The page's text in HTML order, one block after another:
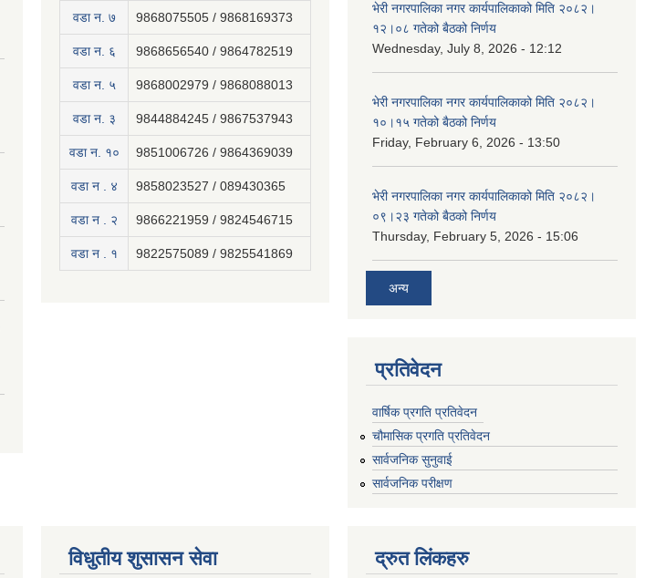
वडा न. ७ 9868075505 / 9868169373
वडा न. ६ 9868656540 / 9864782519
वडा न. ५ 9868002979 / 9868088013
वडा न. ३ 9844884245 / 9867537943
वडा न. १० 9851006726 / 9864369039
वडा न . ४ 9858023527 / 089430365
वडा न . २ 9866221959 / 9824546715
वडा न . १ 9822575089 / 9825541869
भेरी नगरपालिका नगर कार्यपालिकाको मिति २०८२।
१२।०८ गतेको बैठको निर्णय
Wednesday, July 8, 2026 - 12:12
भेरी नगरपालिका नगर कार्यपालिकाको मिति २०८२।
१०।१५ गतेको बैठको निर्णय
Friday, February 6, 2026 - 13:50
भेरी नगरपालिका नगर कार्यपालिकाको मिति २०८२।
०९।२३ गतेको बैठको निर्णय
Thursday, February 5, 2026 - 15:06
अन्य
प्रतिवेदन
वार्षिक प्रगति प्रतिवेदन
चौमासिक प्रगति प्रतिवेदन
सार्वजनिक सुनुवाई
सार्वजनिक परीक्षण
विधुतीय शुसासन सेवा द्रुत लिंकहरु